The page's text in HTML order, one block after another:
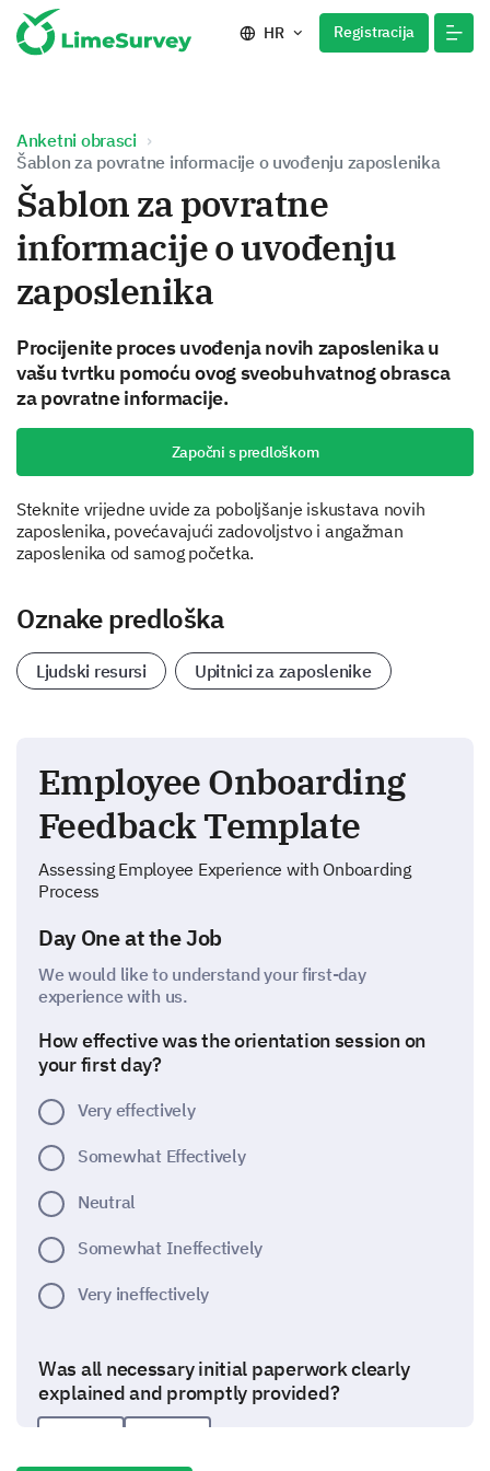
HR Registracija
Anketni obrasci
Šablon za povratne informacije o uvođenju zaposlenika
Šablon za povratne
informacije o uvođenju
zaposlenika
Procijenite proces uvođenja novih zaposlenika u
vašu tvrtku pomoću ovog sveobuhvatnog obrasca
za povratne informacije.
Započni s predloškom
Steknite vrijedne uvide za poboljšanje iskustava novih
zaposlenika, povećavajući zadovoljstvo i angažman
zaposlenika od samog početka.
Oznake predloška
Ljudski resursi Upitnici za zaposlenike
Employee Onboarding
Feedback Template
Assessing Employee Experience with Onboarding
Process
Day One at the Job
We would like to understand your first-day
experience with us.
How effective was the orientation session on
your first day?
Very effectively
Somewhat Effectively
Neutral
Somewhat Ineffectively
Very ineffectively
Was all necessary initial paperwork clearly
explained and promptly provided?